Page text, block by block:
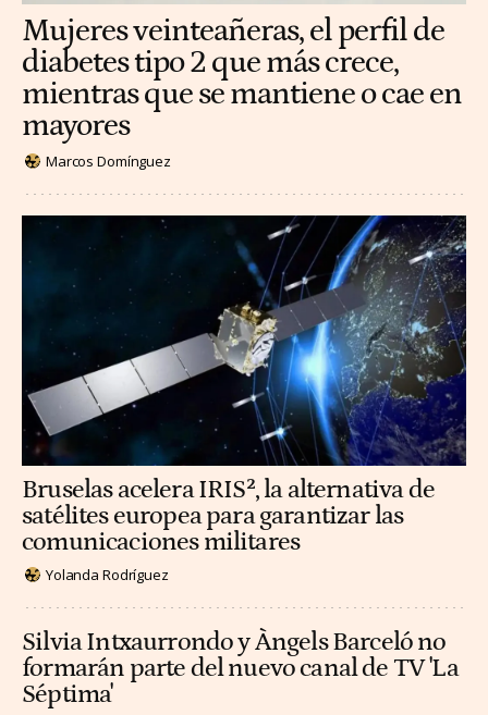
Mujeres veinteañeras, el perfil de
diabetes tipo 2 que más crece,
mientras que se mantiene o cae en
mayores
Marcos Domínguez
Bruselas acelera IRIS², la alternativa de
satélites europea para garantizar las
comunicaciones militares
Yolanda Rodríguez
Silvia Intxaurrondo y Àngels Barceló no
formarán parte del nuevo canal de TV 'La
Séptima'